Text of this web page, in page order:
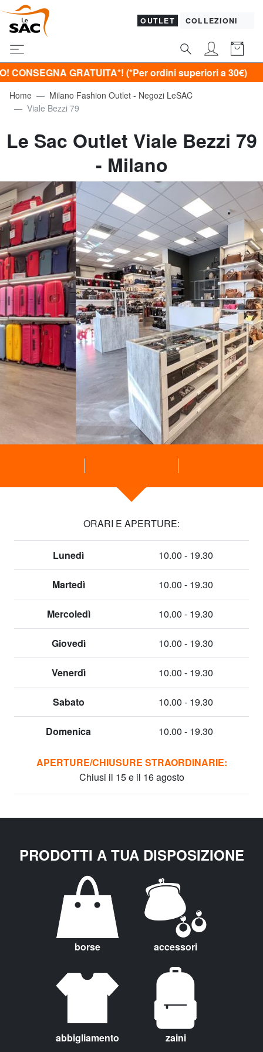
OUTLET COLLEZIONI
GRATUITA*! (*Per ordini superiori a 30€)
Home
Milano Fashion Outlet - Negozi LeSAC
Viale Bezzi 79
Le Sac Outlet Viale Bezzi 79
- Milano
ORARI E APERTURE:
Lunedì 10.00 - 19.30
Martedì 10.00 - 19.30
Mercoledì 10.00 - 19.30
Giovedì 10.00 - 19.30
Venerdì 10.00 - 19.30
Sabato 10.00 - 19.30
Domenica 10.00 - 19.30
APERTURE/CHIUSURE STRAORDINARIE:
Chiusi il 15 e il 16 agosto
PRODOTTI A TUA DISPOSIZIONE
borse accessori
abbigliamento zaini